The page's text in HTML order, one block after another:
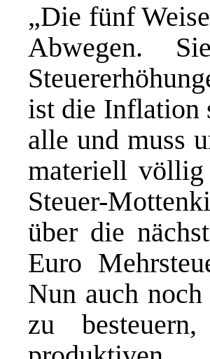
„Die fünf
Abwegen.
ist die Inflation
alle und muss
materiell völlig
Steuer-
über die
Euro
Nun auch noch
zu